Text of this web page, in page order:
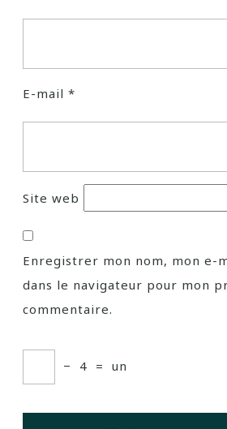
E-mail *
Site web
Enregistrer mon nom, mon e-
dans le navigateur pour mon
commentaire.
− 4 = un